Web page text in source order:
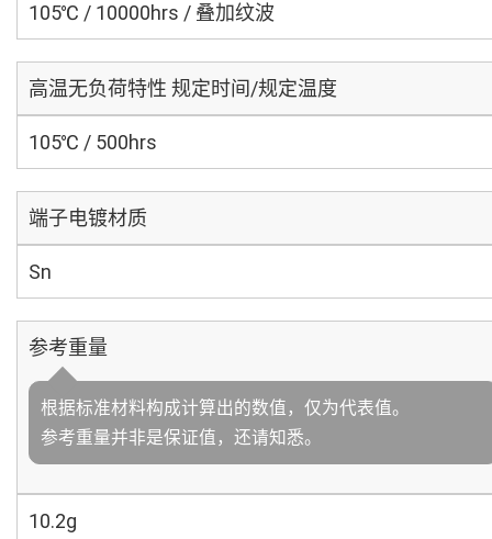
105℃ / 10000hrs / 叠加纹波
高温无负荷特性 规定时间/规定温度
105℃ / 500hrs
端子电镀材质
Sn
参考重量
根据标准材料构成计算出的数值，仅为代表值。
参考重量并非是保证值，还请知悉。
10.2g